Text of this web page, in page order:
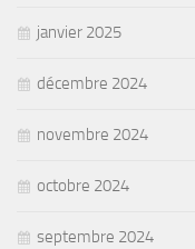
janvier 2025
décembre 2024
novembre 2024
octobre 2024
septembre 2024